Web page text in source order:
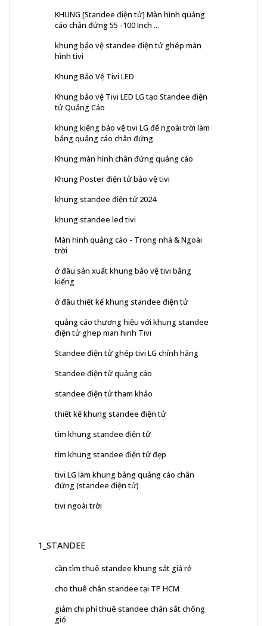
KHUNG [Standee điện tử] Màn hình quảng
cáo chân đứng 55 -100 Inch ...
khung bảo vệ standee điện tử ghép màn
hình tivi
Khung Bảo Vệ Tivi LED
Khung bảo vệ Tivi LED LG tạo Standee điện
tử Quảng Cáo
khung kiếng bảo vệ tivi LG để ngoài trời làm
bảng quảng cáo chân đứng
Khung màn hình chân đứng quảng cáo
Khung Poster điện tử bảo vệ tivi
khung standee điện tử 2024
khung standee led tivi
Màn hình quảng cáo - Trong nhà & Ngoài
trời
ở đâu sản xuất khung bảo vệ tivi bằng
kiếng
ở đâu thiết kế khung standee điện tử
quảng cáo thương hiệu với khung standee
điện tử ghep man hinh Tivi
Standee điện tử ghép tivi LG chính hãng
Standee điện tử quảng cáo
standee điện tử tham khảo
thiết kế khung standee điện tử
tìm khung standee điện tử
tìm khung standee điện tử đẹp
tivi LG làm khung bảng quảng cáo chân
đứng (standee điện tử)
tivi ngoài trời
1_STANDEE
cần tìm thuê standee khung sắt giá rẻ
cho thuê chân standee tại TP HCM
giảm chi phí thuê standee chân sắt chống
gió